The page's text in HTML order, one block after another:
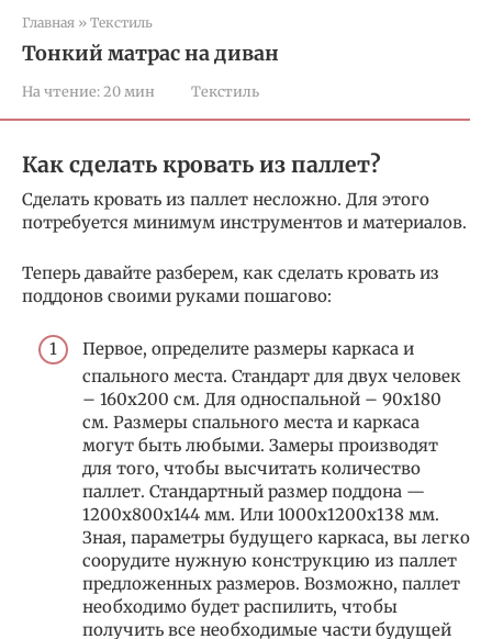
Главная » Текстиль
Тонкий матрас на диван
На чтение: 20 мин Текстиль
Как сделать кровать из паллет?
Сделать кровать из паллет несложно. Для этого
потребуется минимум инструментов и материалов.
Теперь давайте разберем, как сделать кровать из
поддонов своими руками пошагово:
Первое, определите размеры каркаса и
спального места. Стандарт для двух человек
– 160х200 см. Для односпальной – 90х180
см. Размеры спального места и каркаса
могут быть любыми. Замеры производят
для того, чтобы высчитать количество
паллет. Стандартный размер поддона —
1200х800х144 мм. Или 1000х1200х138 мм.
Зная, параметры будущего каркаса, вы легко
соорудите нужную конструкцию из паллет
предложенных размеров. Возможно, паллет
необходимо будет распилить, чтобы
получить все необходимые части будущей